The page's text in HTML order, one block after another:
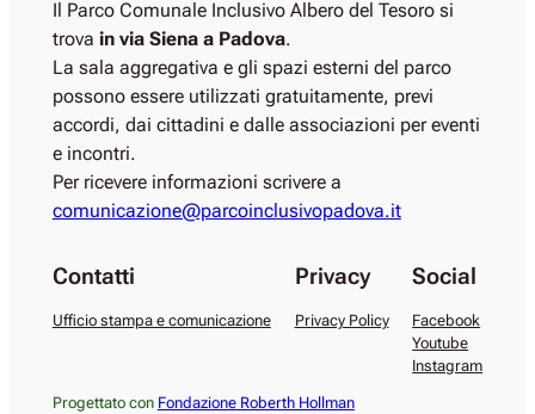
Il Parco Comunale Inclusivo Albero del Tesoro si
trova in via Siena a Padova.
La sala aggregativa e gli spazi esterni del parco
possono essere utilizzati gratuitamente, previ
accordi, dai cittadini e dalle associazioni per eventi
e incontri.
Per ricevere informazioni scrivere a
comunicazione@parcoinclusivopadova.it
Contatti
Ufficio stampa e comunicazione
Privacy
Privacy Policy
Social
Facebook
Youtube
Instagram
Progettato con Fondazione Roberth Hollman